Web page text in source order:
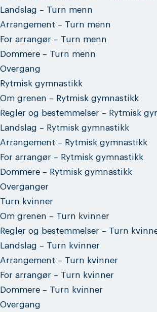
Landslag – Turn menn
Arrangement – Turn menn
For arrangør – Turn menn
Dommere – Turn menn
Overgang
Rytmisk gymnastikk
Om grenen – Rytmisk gymnastikk
Regler og bestemmelser – Rytmisk
Landslag – Rytmisk gymnastikk
Arrangement – Rytmisk gymnastikk
For arrangør – Rytmisk gymnastikk
Dommere – Rytmisk gymnastikk
Overganger
Turn kvinner
Om grenen – Turn kvinner
Regler og bestemmelser – Turn
Landslag – Turn kvinner
Arrangement – Turn kvinner
For arrangør – Turn kvinner
Dommere – Turn kvinner
Overgang